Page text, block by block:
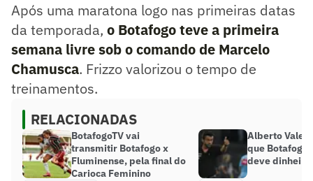
Após uma maratona logo nas primeiras datas
da temporada, o Botafogo teve a primeira
semana livre sob o comando de Marcelo
Chamusca. Frizzo valorizou o tempo de
treinamentos.
RELACIONADAS
BotafogoTV vai
transmitir Botafogo x
Fluminense, pela final do
Carioca Feminino
Alberto
que Botafogo
deve dinheiro